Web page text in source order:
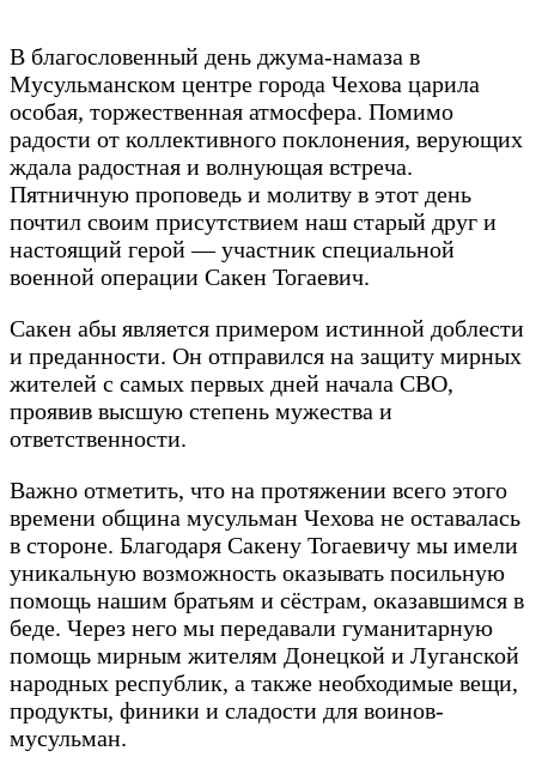
В благословенный день джума-намаза в
Мусульманском центре города Чехова царила
особая, торжественная атмосфера. Помимо
радости от коллективного поклонения, верующих
ждала радостная и волнующая встреча.
Пятничную проповедь и молитву в этот день
почтил своим присутствием наш старый друг и
настоящий герой — участник специальной
военной операции Сакен Тогаевич.
Сакен абы является примером истинной доблести
и преданности. Он отправился на защиту мирных
жителей с самых первых дней начала СВО,
проявив высшую степень мужества и
ответственности.
Важно отметить, что на протяжении всего этого
времени община мусульман Чехова не оставалась
в стороне. Благодаря Сакену Тогаевичу мы имели
уникальную возможность оказывать посильную
помощь нашим братьям и сёстрам, оказавшимся в
беде. Через него мы передавали гуманитарную
помощь мирным жителям Донецкой и Луганской
народных республик, а также необходимые вещи,
продукты, финики и сладости для воинов-
мусульман.